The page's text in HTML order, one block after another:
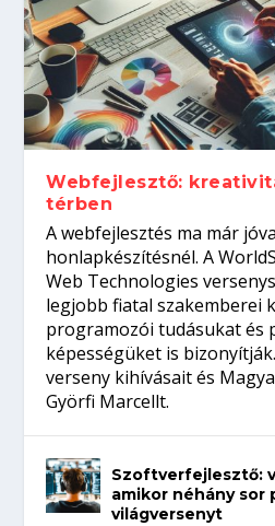
Kitalálod, mire
gépeket?
Nem sikerült az
Tanulj szakmát!
Szoftverfejlesztő:
amikor néhány sor
világversenyt...
Digitális detox –
telefon nélkül?
Webfejlesztő:
térben
A webfejlesztés ma már
honlapkészítésnél. A
Web Technologies
legjobb fiatal szakemberei
programozói tudásukat és
képességüket is
verseny kihívásait és
Györfi Marcellt.
Szoftverfejlesztő:
amikor néhány sor
világversenyt